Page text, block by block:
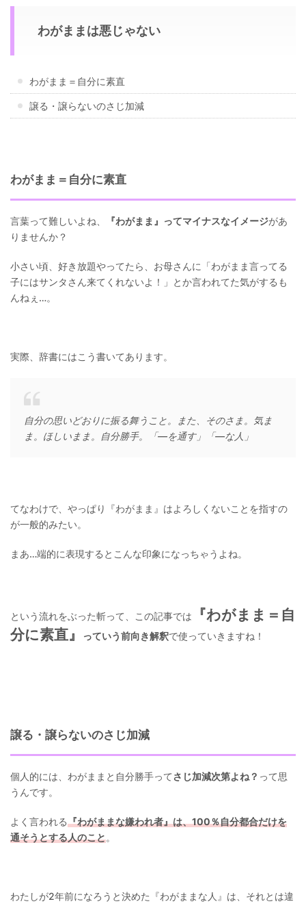
わがままは悪じゃない
わがまま＝自分に素直
譲る・譲らないのさじ加減
わがまま＝自分に素直
言葉って難しいよね、 『わがまま』ってマイナスなイメージがあ
りませんか？
小さい頃、好き放題やってたら、お母さんに「わがまま言ってる
子にはサンタさん来てくれないよ！」とか言われてた気がするも
んねぇ…。
実際、辞書にはこう書いてあります。
自分の思いどおりに振る舞うこと。また、そのさま。気ま
ま。ほしいまま。自分勝手。「—を通す」「—な人」
てなわけで、やっぱり『わがまま』はよろしくないことを指すの
が一般的みたい。
まあ…端的に表現するとこんな印象になっちゃうよね。
という流れをぶった斬って、この記事では
『わがまま＝自
分に素直』
っていう前向き解釈で使っていきますね！
譲る・譲らないのさじ加減
個人的には、わがままと自分勝手って さじ加減次第よね？ って思
うんです。
よく言われる『わがままな嫌われ者』は、100％自分都合だけを
通そうとする人のこと。
わたしが2年前になろうと決めた『わがままな人』は、それとは違